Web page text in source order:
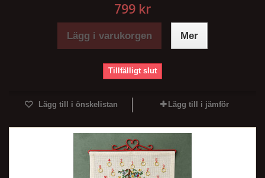
799 kr
Lägg i varukorgen Mer
Tillfälligt slut
Lägg till i önskelistan Lägg till i jämför